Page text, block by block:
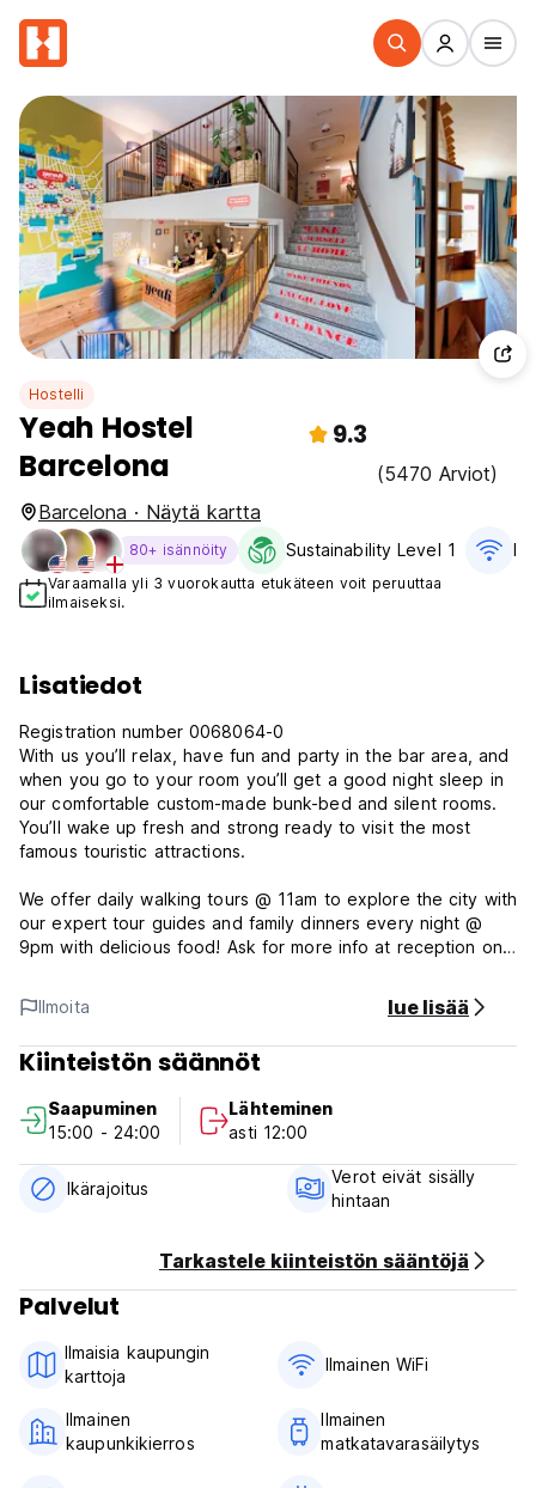
Hostelli
Yeah Hostel
Barcelona
9.3
(5470 Arviot)
Barcelona · Näytä kartta
80+ isännöity Sustainability Level 1
Varaamalla yli 3 vuorokautta etukäteen voit peruuttaa
ilmaiseksi.
Lisatiedot
Registration number 0068064-0
With us you’ll relax, have fun and party in the bar area, and
when you go to your room you’ll get a good night sleep in
our comfortable custom-made bunk-bed and silent rooms.
You’ll wake up fresh and strong ready to visit the most
famous touristic attractions.
We offer daily walking tours @ 11am to explore the city with
our expert tour guides and family dinners every night @
9pm with delicious food! Ask for more info at reception on
We’re between Paseo de Gracia where you’ll find Casa Milà
“La Pedrera” and Casa Batlló (5 minutes walking from the
hostel) and Sagrada Familia, Gaudi’s emblematic temple.
for you: walking-tour and night tour.
From here you’ll be able to walk to some of the most
important sightseeing sites and save money in
transportation. Just book and come to the best hostel you
Ilmoita lue lisää
Kiinteistön säännöt
Saapuminen
15:00 - 24:00
Lähteminen
asti 12:00
Ikärajoitus
Verot eivät sisälly
hintaan
Tarkastele kiinteistön sääntöjä
Palvelut
Ilmaisia ​​kaupungin
karttoja
Ilmainen WiFi
Ilmainen
kaupunkikierros
Ilmainen
matkatavarasäilytys